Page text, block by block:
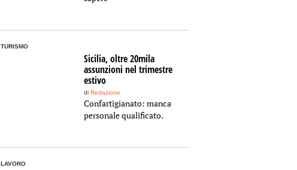
TURISMO
Sicilia, oltre 20mila
assunzioni nel trimestre
estivo
di Redazione
Confartigianato: manca
personale qualificato.
LAVORO